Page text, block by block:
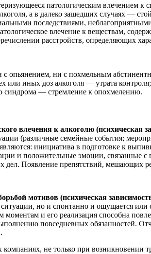
патологическим влечением
а в далеко зашедших случаях —
последствиями,
влечение к веществам,
расстройств, определяющих
с опьянением, ни с похмельным
или иных доз алкоголя — утрата контроля;
синдрома — стремление к опохмелению.
влечения к алкоголю (психическая
(различные семейные события;
инициатива в подготовке к
и положительные эмоции,
дел. Появление препятствий, мешающих
мотивов (психическая
но и спонтанно и ощущается
и его реализация способна
повседневных обязанностей.
не только при возникновении